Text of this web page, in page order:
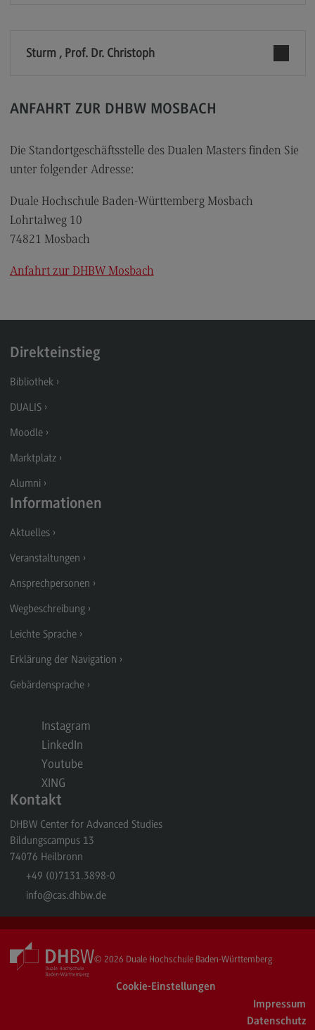
Berufsperspektiven
Kontakt
Integrated Engineering
Integrated Engineering
Rahmenbedingungen
Modulangebot
Kontakt
Intensive Care
Marketing and Business Psychology
Modulangebot
Berufsperspektiven
Kontakt
Maschinenbau
Maschinenbau
(External link)
Rahmenbedingungen
Berufsperspektiven
Kontakt
Master of Business Administration
Master of Business Administration
Modulangebot
Berufsperspektiven
Kontakt
Media and Data-driven Business
Media and Data-driven Business
Modulangebot
Berufsperspektiven
Sturm , Prof. Dr. Christoph
ANFAHRT ZUR DHBW MOSBACH
Die Standortgeschäftsstelle des Dualen Masters finden Sie
unter folgender Adresse:
Duale Hochschule Baden-Württemberg Mosbach
Lohrtalweg 10
74821 Mosbach
Anfahrt zur DHBW Mosbach
Direkteinstieg
Bibliothek
DUALIS
Moodle
Marktplatz
Alumni
Informationen
Aktuelles
Veranstaltungen
Ansprechpersonen
Wegbeschreibung
Leichte Sprache
Erklärung der Navigation
Gebärdensprache
Instagram
LinkedIn
Youtube
XING
Kontakt
DHBW Center for Advanced Studies
Bildungscampus 13
74076 Heilbronn
+49 (0)7131.3898-0
info@cas.dhbw.de
© 2026 Duale Hochschule Baden-Württemberg
Cookie-Einstellungen
Impressum
Datenschutz